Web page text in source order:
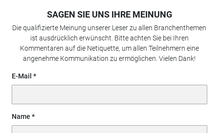
SAGEN SIE UNS IHRE MEINUNG
Die qualifizierte Meinung unserer Leser zu allen Branchenthemen
ist ausdrücklich erwünscht. Bitte achten Sie bei Ihren
Kommentaren auf die Netiquette, um allen Teilnehmern eine
angenehme Kommunikation zu ermöglichen. Vielen Dank!
E-Mail
Name